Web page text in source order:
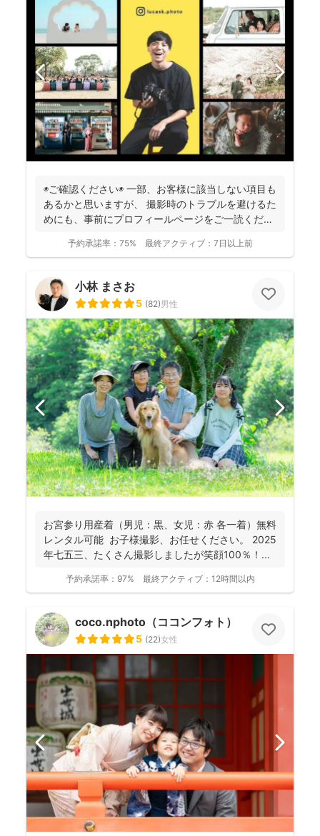
◉ご確認ください◉ 一部、お客様に該当しない項目も
あるかと思いますが、 撮影時のトラブルを避けるた
めにも、事前にプロフィールページをご一読くださ
予約承諾率： 75% 最終アクティブ： 7日以上前
小林 まさお
5 (82)男性
お宮参り用産着（男児：黒、女児：赤 各一着）無料
レンタル可能 お子様撮影、お任せください。 2025
年七五三、たくさん撮影しましたが笑顔100％！...
予約承諾率： 97% 最終アクティブ： 12時間以内
coco.nphoto（ココンフォト）
5 (22)女性